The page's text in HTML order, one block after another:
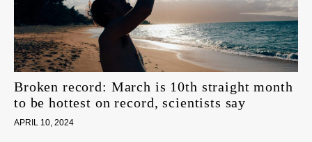
Broken record: March is 10th straight month
to be hottest on record, scientists say
APRIL 10, 2024